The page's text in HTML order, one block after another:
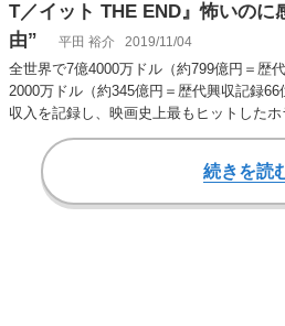
T／イット THE END』怖いのに
由”
平田 裕介 2019/11/04
全世界で7億4000万ドル（約799億円＝歴
2000万ドル（約345億円＝歴代興収記録
収入を記録し、映画史上最もヒットした
続きを読